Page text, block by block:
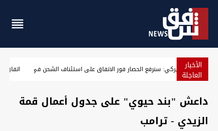
الأخبار
العاجلة مسؤول أميركي: سنرفع الحصار فور الاتفاق على استئناف
داعش "بند حيوي" على جدول أعمال قمة
الزيدي - ترامب